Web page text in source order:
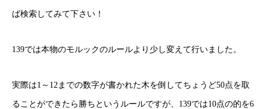
ば検索してみて下さい！
139では本物のモルックのルールより少し変えて行いました。
実際は1～12までの数字が書かれた木を倒してちょうど50点を取
ることができたら勝ちというルールですが、139では10点の的を6